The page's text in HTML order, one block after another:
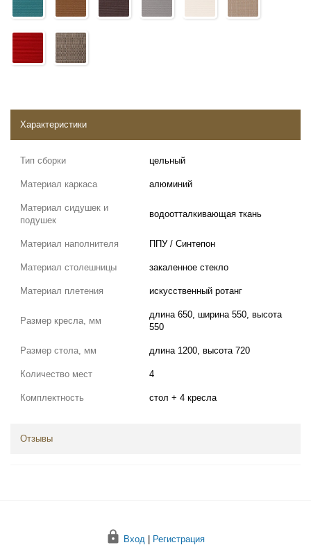
Характеристики
Тип сборки цельный
Материал каркаса алюминий
Материал сидушек и
подушек
водоотталкивающая ткань
Материал наполнителя ППУ / Синтепон
Материал столешницы закаленное стекло
Материал плетения искусственный ротанг
Размер кресла, мм
длина 650, ширина 550, высота
550
Размер стола, мм длина 1200, высота 720
Количество мест 4
Комплектность стол + 4 кресла
Отзывы
Вход | Регистрация